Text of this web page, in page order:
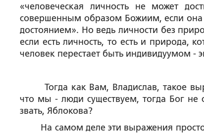
«человеческая личность не может
совершенным образом Божиим, если она
достоянием». Но ведь личности без
если есть личность, то есть и природа,
человек перестает быть индивидуумом -
Тогда как Вам, Владислав, такое
что мы - люди существуем, тогда Бог не
звать, Яблокова?
На самом деле эти выражения просто